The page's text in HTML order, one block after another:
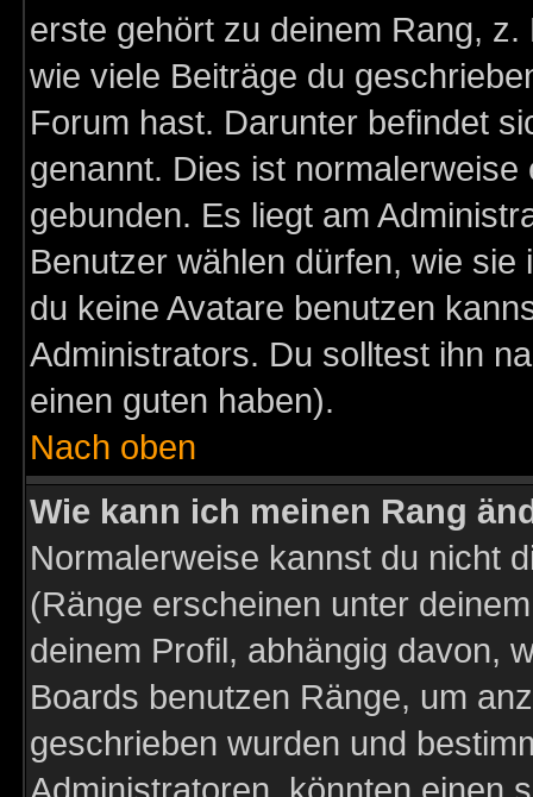
erste gehört zu deinem Rang,
wie viele Beiträge du
Forum hast. Darunter befindet
genannt. Dies ist
gebunden. Es liegt am
Benutzer wählen dürfen, wie
du keine Avatare benutzen
Administrators. Du solltest ihn
einen guten haben).
Nach oben
Wie kann ich meinen Rang
Normalerweise kannst du nicht
(Ränge erscheinen unter
deinem Profil, abhängig davon,
Boards benutzen Ränge, um
geschrieben wurden und